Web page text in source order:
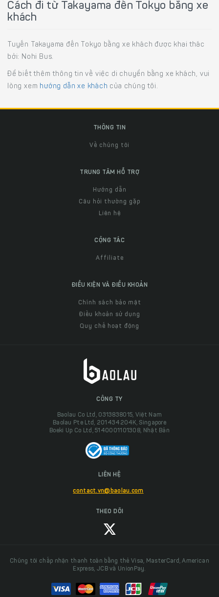
Cách đi từ Takayama đến Tokyo bằng xe
khách
Tuyến Takayama đến Tokyo bằng xe khách được khai thác
bởi: Nohi Bus.
Để biết thêm thông tin về việc di chuyển bằng xe khách, vui
lòng xem hướng dẫn xe khách của chúng tôi.
THÔNG TIN
Về chúng tôi
TRUNG TÂM HỖ TRỢ
Hướng dẫn
Câu hỏi thường gặp
Liên hệ
CỘNG TÁC
Affiliate
ĐIỀU KIỆN VÀ ĐIỀU KHOẢN
Chính sách bảo mật
Điều khoản sử dụng
Quy chế hoạt động
CÔNG TY
Baolau Co Ltd, 0313838015, Việt Nam
Baolau Pte Ltd, 201434204K, Singapore
Boeki Up Co Ltd, 5140001101308, Nhật Bản
LIÊN HỆ
contact.vn@baolau.com
THEO DÕI
Chúng tôi chấp nhận thanh toán bằng thẻ Visa, MasterCard, American
Express, JCB và UnionPay.